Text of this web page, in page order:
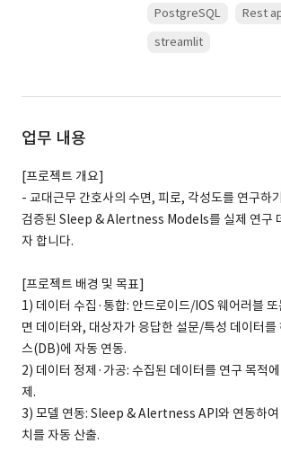
PostgreSQL
Rest
streamlit
업무 내용
[프로젝트 개요]
- 교대근무 간호사의 수면, 피로, 각성도를 연구하
검증된 Sleep & Alertness Models를 실제 연구
자 합니다.
[프로젝트 배경 및 목표]
1) 데이터 수집·통합: 안드로이드/IOS 웨어러블
면 데이터와, 대상자가 응답한 설문/특성 데이터를
스(DB)에 자동 연동.
2) 데이터 정제·가공: 수집된 데이터를 연구 목적
제.
3) 모델 연동: Sleep & Alertness API와 연동하여
치를 자동 산출.